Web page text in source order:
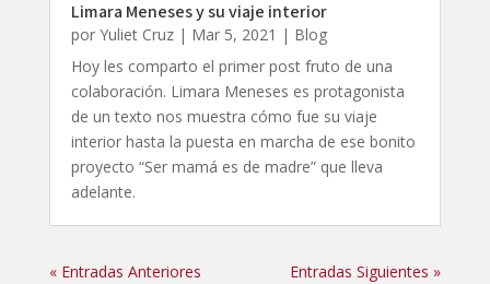
Limara Meneses y su viaje interior
por Yuliet Cruz| Mar 5, 2021 | Blog
Hoy les comparto el primer post fruto de una
colaboración. Limara Meneses es protagonista
de un texto nos muestra cómo fue su viaje
interior hasta la puesta en marcha de ese bonito
proyecto “Ser mamá es de madre” que lleva
adelante.
« Entradas Anteriores Entradas Siguientes »